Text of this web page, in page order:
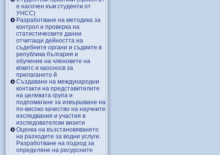
е насочен към студенти от
УНСС)
Разработване на методика за
контрол и проверка на
статистическите данни
отчитащи дейността на
съдебните органи и съдиите в
република българия и
обучение на членовете на
кпкитс и каосносв за
прилагането й
Създаване на международни
контакти на представителите
на целевата група и
подпомагане за извършване на
по-високо качество на научните
изследвания и участия в
изследователски визити
Оценка на възстановяването
на разходите за водни услуги.
Разработване на подход за
определяне на ресурсните